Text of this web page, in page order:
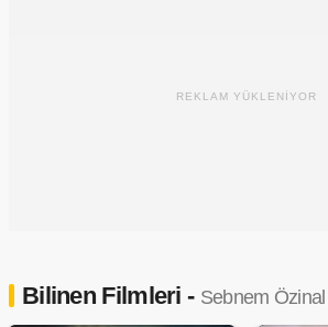
REKLAM YÜKLENİYOR
Bilinen Filmleri - Sebnem Özinal